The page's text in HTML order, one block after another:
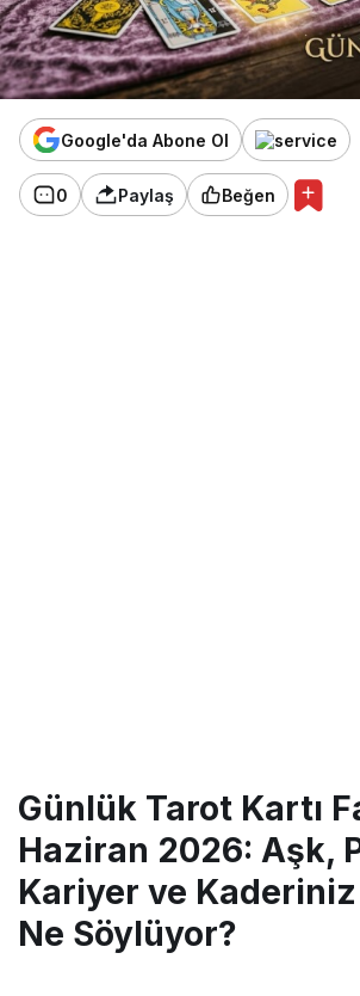
Google'da Abone Ol
0 Paylaş Beğen
Günlük Tarot Kartı
Haziran 2026: Aşk,
Kariyer ve
Ne Söylüyor?